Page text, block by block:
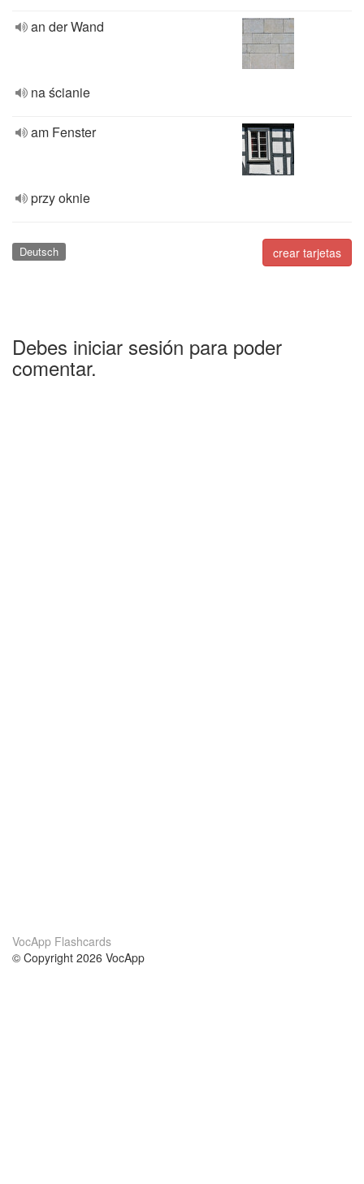
an der Wand
na ścianie
am Fenster
przy oknie
crear tarjetas
Deutsch
Debes iniciar sesión para poder
comentar.
VocApp Flashcards
© Copyright 2026 VocApp